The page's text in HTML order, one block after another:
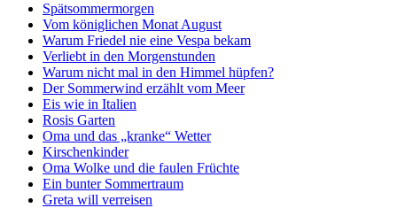
Spätsommermorgen
Vom königlichen Monat August
Warum Friedel nie eine Vespa bekam
Verliebt in den Morgenstunden
Warum nicht mal in den Himmel hüpfen?
Der Sommerwind erzählt vom Meer
Eis wie in Italien
Rosis Garten
Oma und das „kranke“ Wetter
Kirschenkinder
Oma Wolke und die faulen Früchte
Ein bunter Sommertraum
Greta will verreisen